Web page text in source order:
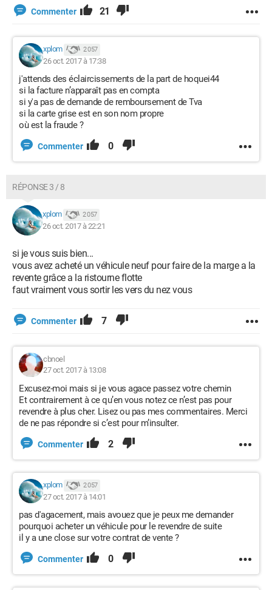
Commenter 21
xplom 2 057
26 oct. 2017 à 17:38
j'attends des éclaircissements de la part de hoquei44
si la facture n’apparaît pas en compta
si y'a pas de demande de remboursement de Tva
si la carte grise est en son nom propre
où est la fraude ?
Commenter 0
RÉPONSE 3 / 8
xplom 2 057
26 oct. 2017 à 22:21
si je vous suis bien...
vous avez acheté un véhicule neuf pour faire de la marge a la
revente grâce a la ristourne flotte
faut vraiment vous sortir les vers du nez vous
Commenter 7
cbnoel
27 oct. 2017 à 13:08
Excusez-moi mais si je vous agace passez votre chemin
Et contrairement à ce qu’en vous notez ce n’est pas pour
revendre à plus cher. Lisez ou pas mes commentaires. Merci
de ne pas répondre si c’est pour m’insulter.
Commenter 2
xplom 2 057
27 oct. 2017 à 14:01
pas d'agacement, mais avouez que je peux me demander
pourquoi acheter un véhicule pour le revendre de suite
il y a une close sur votre contrat de vente ?
Commenter 0